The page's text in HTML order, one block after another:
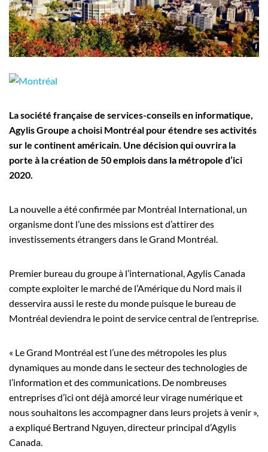
Employeurs
Publiez une offre d'emploi
La société française de services-conseils en informatique,
Agylis Groupe a choisi Montréal pour étendre ses activités
sur le continent américain. Une décision qui ouvrira la
porte à la création de 50 emplois dans la métropole d’ici
2020.
La nouvelle a été confirmée par Montréal International, un
organisme dont l’une des missions est d’attirer des
investissements étrangers dans le Grand Montréal.
Premier bureau du groupe à l’international, Agylis Canada
compte exploiter le marché de l’Amérique du Nord mais il
desservira aussi le reste du monde puisque le bureau de
Montréal deviendra le point de service central de l’entreprise.
« Le Grand Montréal est l’une des métropoles les plus
dynamiques au monde dans le secteur des technologies de
l’information et des communications. De nombreuses
entreprises d’ici ont déjà amorcé leur virage numérique et
nous souhaitons les accompagner dans leurs projets à venir »,
a expliqué Bertrand Nguyen, directeur principal d’Agylis
Canada.